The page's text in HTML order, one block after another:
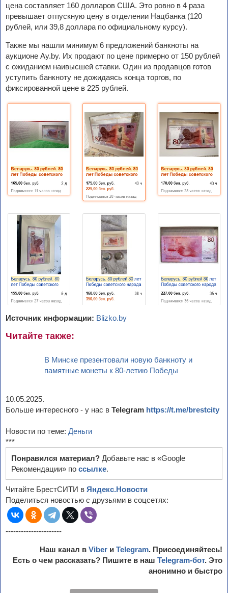
цена составляет 160 долларов США. Это ровно в 4 раза
превышает отпускную цену в отделении Нацбанка (120
рублей, или 39,8 доллара по официальному курсу).
Также мы нашли минимум 6 предложений банкноты на
аукционе Ay.by. Их продают по цене примерно от 150 рублей
с ожиданием наивысшей ставки. Один из продавцов готов
уступить банкноту не дожидаясь конца торгов, по
фиксированной цене в 225 рублей.
Источник информации: Blizko.by
Читайте также:
В Минске презентовали новую банкноту и
памятные монеты к 80-летию Победы
10.05.2025.
Больше интересного - у нас в Telegram https://t.me/brestcity
Новости по теме: Деньги
***
Понравился материал? Добавьте нас в «Google
Рекомендации» по ссылке.
Читайте БрестСИТИ в Яндекс.Новости
Поделиться новостью с друзьями в соцсетях:
----------------------
Наш канал в Viber и Telegram. Присоединяйтесь!
Есть о чем рассказать? Пишите в наш Telegram-бот. Это
анонимно и быстро